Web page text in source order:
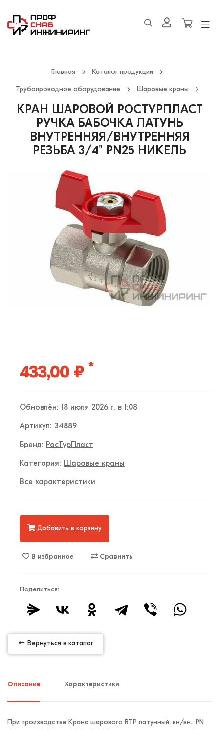
Главная Каталог продукции
Трубопроводное оборудование Шаровые краны
КРАН ШАРОВОЙ РОСТУРПЛАСТ
РУЧКА БАБОЧКА ЛАТУНЬ
ВНУТРЕННЯЯ/ВНУТРЕННЯЯ
РЕЗЬБА 3/4" PN25 НИКЕЛЬ
433,00 ₽ *
Обновлён: 18 июля 2026 г. в 1:08
Артикул: 34889
Бренд: РосТурПласт
Категория: Шаровые краны
Все характеристики
Добавить в корзину
В избранное Сравнить
Поделиться:
Вернуться в каталог
Описание Характеристики
При производстве Крана шарового RTP латунный, вн/вн., PN